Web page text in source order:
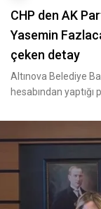
CHP den AK
Yasemin
çeken detay
Altınova Belediye
hesabından